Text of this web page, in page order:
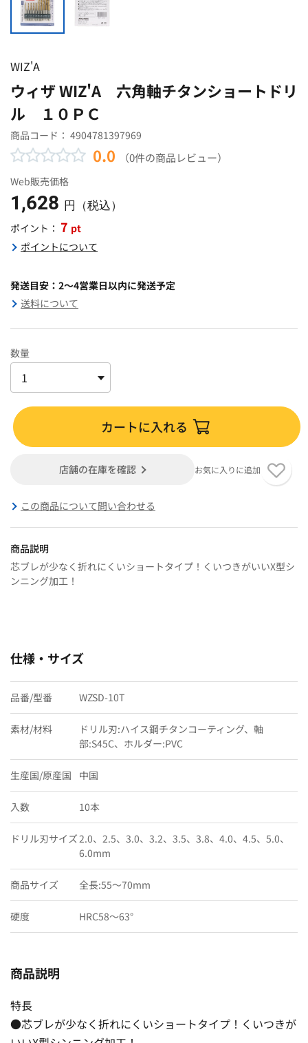
WIZ'A
ウィザ WIZ'A 六角軸チタンショートドリ
ル １０ＰＣ
商品コード： 4904781397969
0.0 （0件の商品レビュー）
Web販売価格
1,628 円（税込）
ポイント： 7 pt
ポイントについて
発送目安：2～4営業日以内に発送予定
送料について
数量
カートに入れる
店舗の在庫を確認 お気に入りに追加
この商品について問い合わせる
商品説明
芯ブレが少なく折れにくいショートタイプ！くいつきがいいX型シ
ンニング加工！
仕様・サイズ
品番/型番 WZSD-10T
素材/材料
ドリル刃:ハイス鋼チタンコーティング、軸
部:S45C、ホルダー:PVC
生産国/原産国 中国
入数 10本
ドリル刃サイズ 2.0、2.5、3.0、3.2、3.5、3.8、4.0、4.5、5.0、
6.0mm
商品サイズ 全長:55〜70mm
硬度 HRC58〜63°
商品説明
特長
●芯ブレが少なく折れにくいショートタイプ！くいつきが